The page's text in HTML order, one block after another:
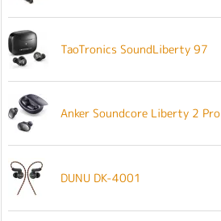
TaoTronics SoundLiberty 97
Anker Soundcore Liberty 2 Pro
DUNU DK-4001